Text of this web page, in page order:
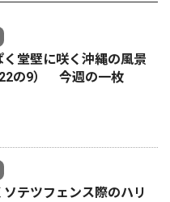
堂壁に咲く沖縄の風景
22の9） 今週の一枚
テツフェンス際のハリ